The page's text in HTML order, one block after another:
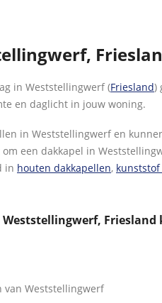
in Weststellingwerf (Friesland)
en daglicht in jouw woning.
in Weststellingwerf en
een dakkapel in
in houten dakkapellen,
Friesland
van Weststellingwerf